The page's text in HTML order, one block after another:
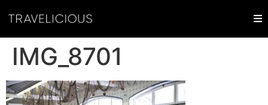
IMG_8701